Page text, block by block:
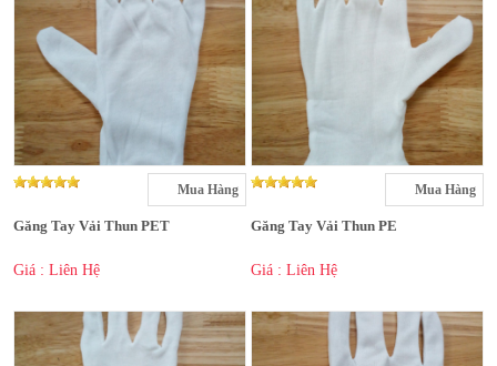
Mua Hàng
Găng Tay Vải Thun PET
Giá : Liên Hệ
Mua Hàng
Găng Tay Vải Thun PE
Giá : Liên Hệ